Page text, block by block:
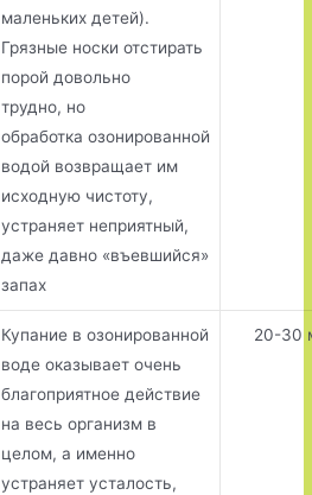
маленьких детей).
Грязные носки отстирать
порой довольно
трудно, но
обработка озонированной
водой возвращает им
исходную чистоту,
устраняет неприятный,
даже давно «въевшийся»
запах
Купание в озонированной
воде оказывает очень
благоприятное действие
на весь организм в
целом, а именно
устраняет усталость,
20-30